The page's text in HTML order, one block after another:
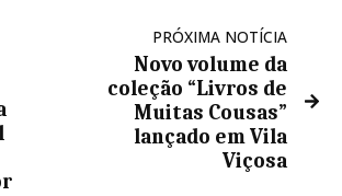
PRÓXIMA NOTÍCIA
Novo volume da
coleção “Livros de
Muitas Cousas”
lançado em Vila
Viçosa